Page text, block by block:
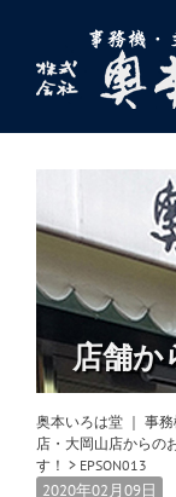
content
店舗か
奥本いろは堂 ｜ 事
店・大岡山店からの
す！ > EPSON013
2020年02月09日